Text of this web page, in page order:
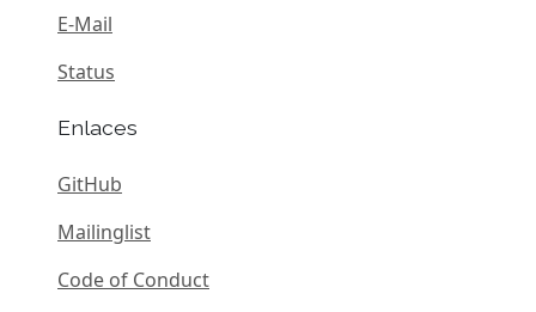
E-Mail
Status
Enlaces
GitHub
Mailinglist
Code of Conduct